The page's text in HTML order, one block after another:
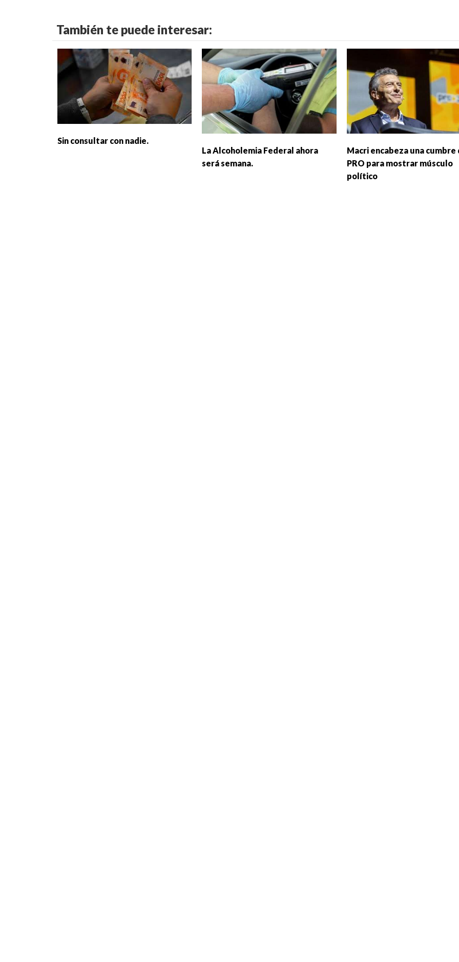
También te puede interesar:
Sin consultar con nadie.
La Alcoholemia Federal ahora
será semana.
Macri encabeza una cumbre
PRO para mostrar músculo
político